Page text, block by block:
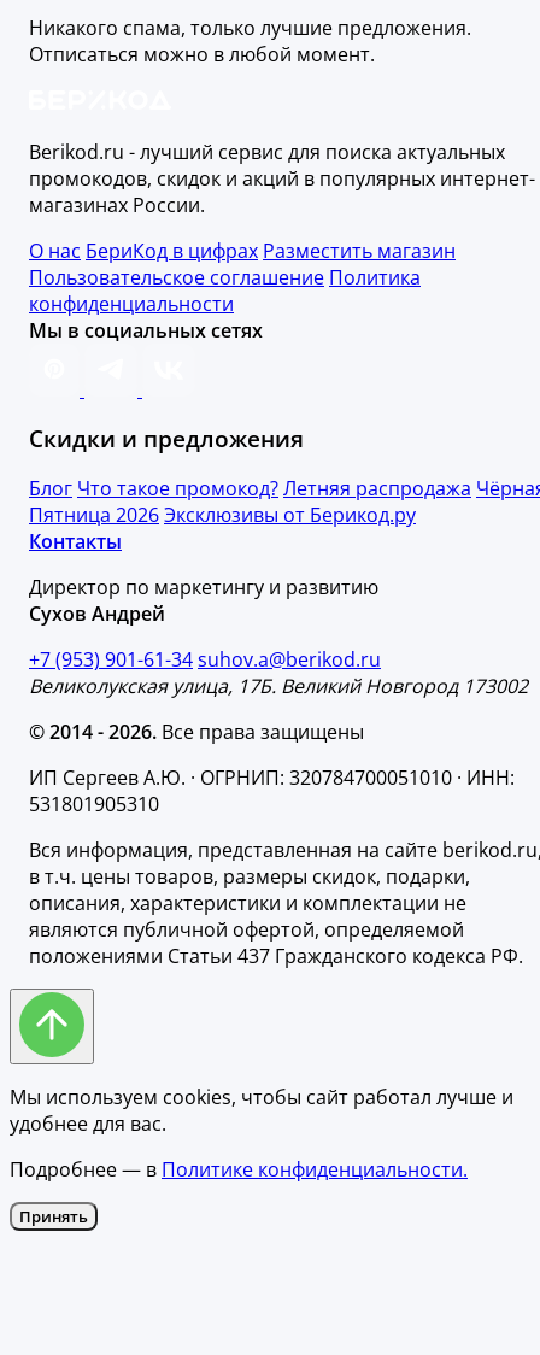
Никакого спама, только лучшие предложения.
Отписаться можно в любой момент.
Berikod.ru - лучший сервис для поиска актуальных
промокодов, скидок и акций в популярных интернет-
магазинах России.
О нас БериКод в цифрах Разместить магазин
Пользовательское соглашение Политика
конфиденциальности
Мы в социальных сетях
Скидки и предложения
Блог Что такое промокод?Летняя распродажа
Пятница 2026Эксклюзивы от Берикод.ру
Контакты
Директор по маркетингу и развитию
Сухов Андрей
+7 (953) 901-61-34suhov.a@berikod.ru
Великолукская улица, 17Б. Великий Новгород 173002
© 2014 - 2026. Все права защищены
ИП Сергеев А.Ю. · ОГРНИП: 320784700051010 · ИНН:
531801905310
Вся информация, представленная на сайте
в т.ч. цены товаров, размеры скидок, подарки,
описания, характеристики и комплектации не
являются публичной офертой, определяемой
положениями Статьи 437 Гражданского кодекса РФ.
Мы используем cookies, чтобы сайт работал лучше и
удобнее для вас.
Подробнее — в Политике конфиденциальности.
Принять